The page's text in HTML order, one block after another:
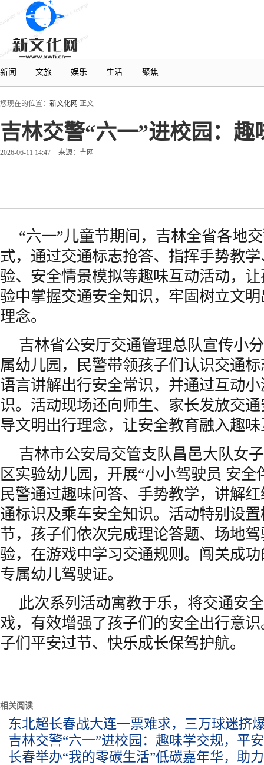
新闻 文旅 娱乐 生活 聚焦
您现在的位置： 新文化网 正文
吉林交警“六一”进校园：
2026-06-11 14:47 来源：吉网
“六一”儿童节期间，吉林全省各地
式，通过交通标志抢答、指挥手势教
验、安全情景模拟等趣味互动活动，
验中掌握交通安全知识，牢固树立文
理念。
吉林省公安厅交通管理总队宣传小
属幼儿园，民警带领孩子们认识交通
语言讲解出行安全常识，并通过互动
识。活动现场还向师生、家长发放交
导文明出行理念，让安全教育融入趣
吉林市公安局交管支队昌邑大队女
区实验幼儿园，开展“小小驾驶员 安全
民警通过趣味问答、手势教学，讲解
通标识及乘车安全知识。活动特别设
节，孩子们依次完成理论答题、场地
验，在游戏中学习交通规则。闯关成
专属幼儿驾驶证。
此次系列活动寓教于乐，将交通安
戏，有效增强了孩子们的安全出行意
子们平安过节、快乐成长保驾护航。
相关阅读
东北超长春战大连一票难求，三万球迷挤
吉林交警“六一”进校园：趣味学交规，平
长春举办“我的零碳生活”低碳嘉年华，助